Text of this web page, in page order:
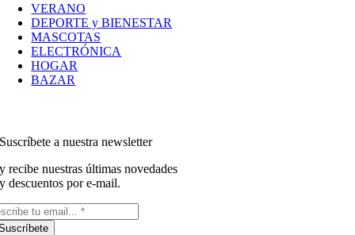
VERANO
DEPORTE y BIENESTAR
MASCOTAS
ELECTRÓNICA
HOGAR
BAZAR
Suscríbete a nuestra newsletter
y recibe nuestras últimas novedades
y descuentos por e-mail.